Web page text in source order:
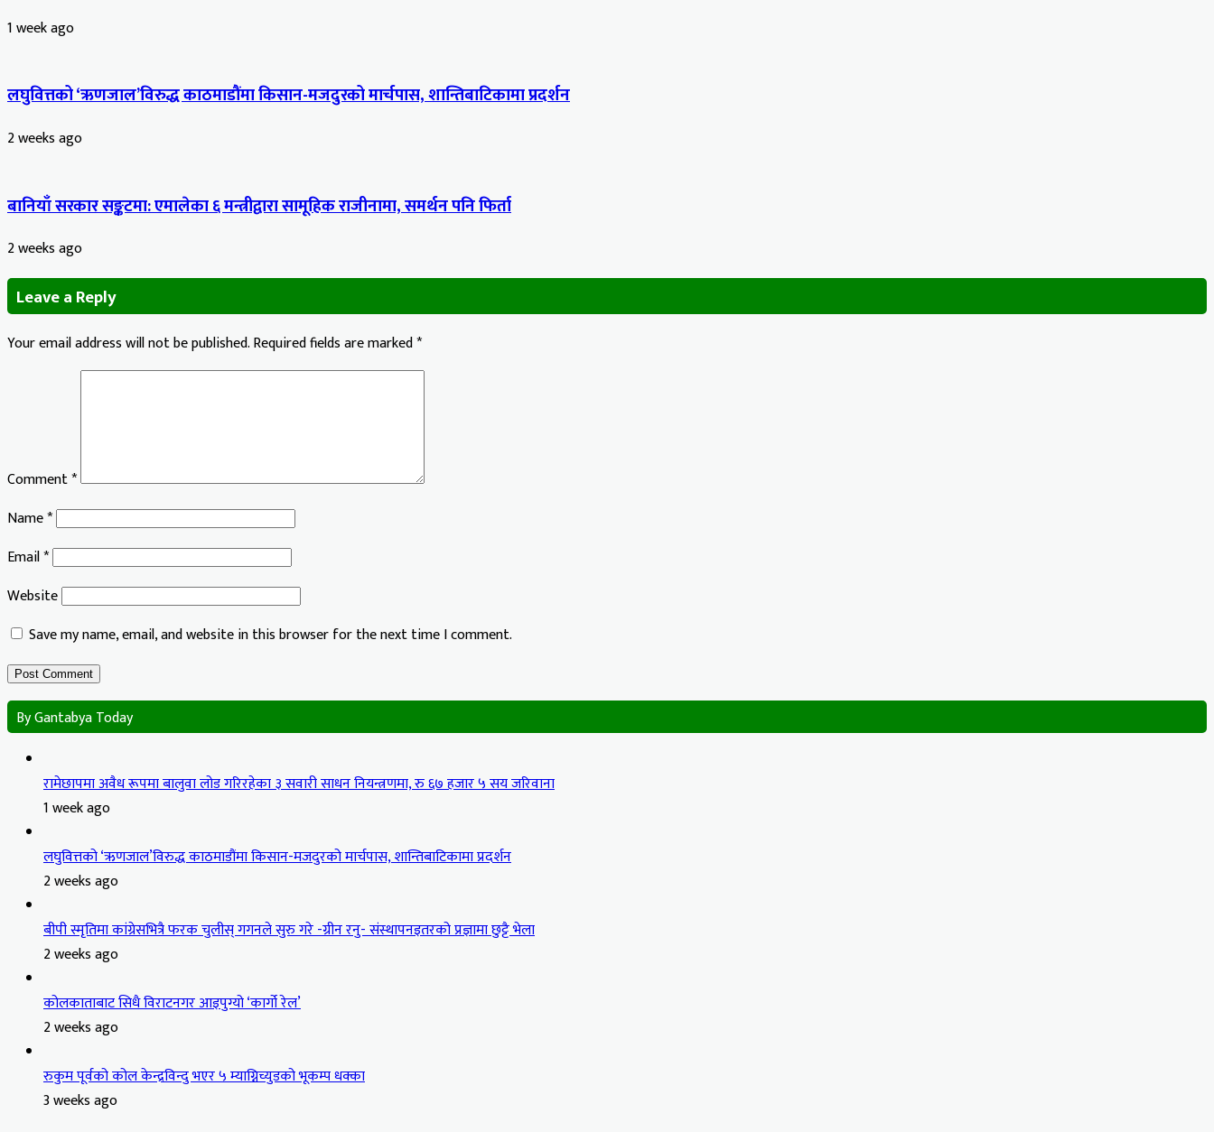
1 week ago
लघुवित्तको ‘ऋणजाल’विरुद्ध काठमाडौंमा किसान-मजदुरको मार्चपास, शान्तिबाटिकामा प्रदर्शन
2 weeks ago
बानियाँ सरकार सङ्कटमा: एमालेका ६ मन्त्रीद्वारा सामूहिक राजीनामा, समर्थन पनि फिर्ता
2 weeks ago
Leave a Reply
Your email address will not be published.Required fields are marked*
Comment*
Name*
Email*
Website
Save my name, email, and website in this browser for the next time I comment.
By Gantabya Today
रामेछापमा अवैध रूपमा बालुवा लोड गरिरहेका ३ सवारी साधन नियन्त्रणमा, रु ६७ हजार ५ सय जरिवाना
1 week ago
लघुवित्तको ‘ऋणजाल’विरुद्ध काठमाडौंमा किसान-मजदुरको मार्चपास, शान्तिबाटिकामा प्रदर्शन
2 weeks ago
बीपी स्मृतिमा कांग्रेसभित्रै फरक चुलीस् गगनले सुरु गरे -ग्रीन रनु- संस्थापनइतरको प्रज्ञामा छुट्टै भेला
2 weeks ago
कोलकाताबाट सिधै विराटनगर आइपुग्यो ‘कार्गो रेल’
2 weeks ago
रुकुम पूर्वको कोल केन्द्रविन्दु भएर ५ म्याग्निच्युडको भूकम्प धक्का
3 weeks ago